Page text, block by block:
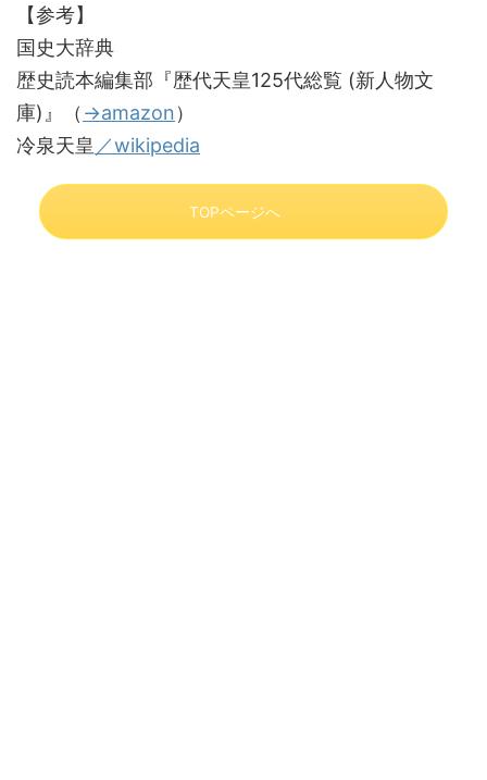
【参考】
国史大辞典
歴史読本編集部『歴代天皇125代総覧 (新人物文
庫)』（ →amazon）
冷泉天皇 ／wikipedia
TOPページへ